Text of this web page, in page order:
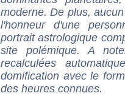
moderne. De plus,
l'honneur d'une
portrait astrologique
site polémique. A
recalculées
domification avec le
des heures connues.